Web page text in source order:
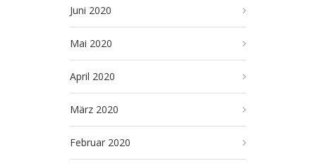
Juni 2020
Mai 2020
April 2020
März 2020
Februar 2020